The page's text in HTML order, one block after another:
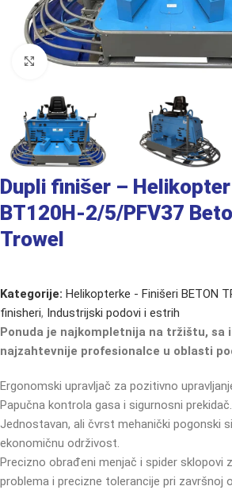
Click to enlarge
Dupli finišer – Helikopter
BT120H-2/5/PFV37
Trowel
Kategorije: Helikopterke - Finišeri BETON
finisheri, Industrijski podovi i estrih
Ponuda je najkompletnija na tržištu, sa
najzahtevnije profesionalce u oblasti
Ergonomski upravljač za pozitivno
Papučna kontrola gasa i sigurnosni prekidač.
Jednostavan, ali čvrst mehanički pogonski
ekonomičnu održivost.
Precizno obrađeni menjač i spider sklopovi
problema i precizne tolerancije pri završnoj